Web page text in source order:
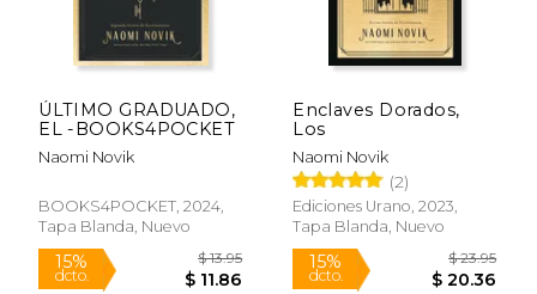
15%
dcto.
ÚLTIMO GRADUADO,
EL -BOOKS4POCKET
Naomi Novik
BOOKS4POCKET, 2024,
Tapa Blanda, Nuevo
Enclaves Dorados,
Los
Naomi Novik
(2)
Ediciones Urano, 2023,
Tapa Blanda, Nuevo